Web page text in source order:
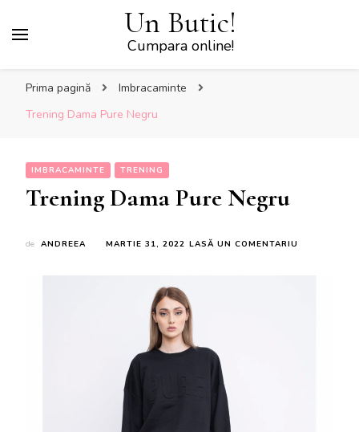
Un Butic!
Cumpara online!
Prima pagină
Imbracaminte
Trening Dama Pure Negru
IMBRACAMINTE TRENING
Trening Dama Pure Negru
de ANDREEA MARTIE 31, 2022 LASĂ UN COMENTARIU